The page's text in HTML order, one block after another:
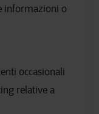
informazioni o
occasionali
relative a